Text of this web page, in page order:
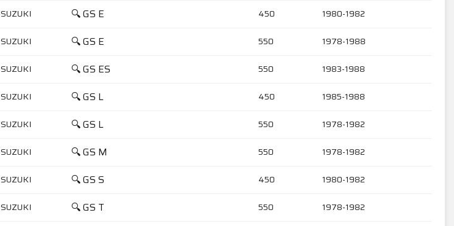
SUZUKI 🔍 GS E 450 1980-1982
SUZUKI 🔍 GS E 550 1978-1988
SUZUKI 🔍 GS ES 550 1983-1988
SUZUKI 🔍 GS L 450 1985-1988
SUZUKI 🔍 GS L 550 1978-1982
SUZUKI 🔍 GS M 550 1978-1982
SUZUKI 🔍 GS S 450 1980-1982
SUZUKI 🔍 GS T 550 1978-1982